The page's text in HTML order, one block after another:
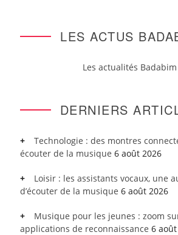
LES ACTUS
Les actualités Badabim
DERNIERS
Technologie : des montres
écouter de la musique 6 août 2026
Loisir : les assistants vocaux, une
d’écouter de la musique 6 août 2026
Musique pour les jeunes : zoom
applications de reconnaissance 6